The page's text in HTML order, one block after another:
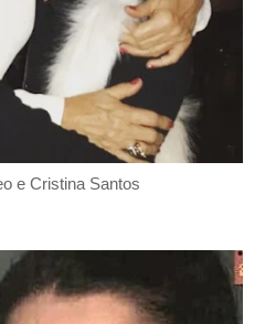
e Cristina Santos